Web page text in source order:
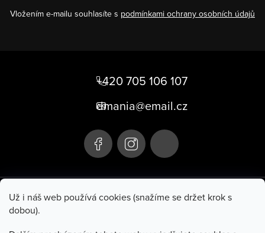
Už i náš web používá cookies (snažíme se držet krok s
dobou).
Vložením e-mailu souhlasíte s podmínkami ochrany osobních údajů
+420 705 106 107
dmania@email.cz
+420 705 106 107